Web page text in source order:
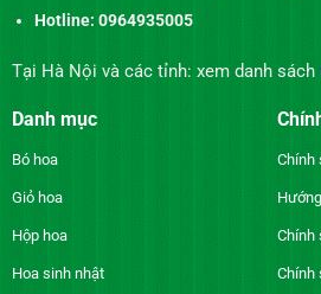
Hotline: 0964935005
Tại Hà Nội và các tỉnh: xem danh sách
Danh mục
Bó hoa
Giỏ hoa
Hộp hoa
Hoa sinh nhật
Chính
Chính
Chính